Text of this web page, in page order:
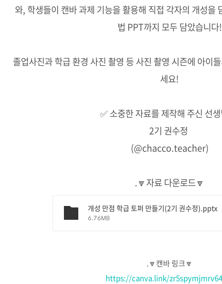
와, 학생들이 캔바 과제 기능을 활용해 직접 각자의 개성을
법 PPT까지 모두 담았습니다!
졸업사진과 학급 환경 사진 촬영 등 사진 촬영 시즌에 아이
세요!
✅ 소중한 자료를 제작해 주신 선
2기 권수정
(@chacco.teacher)
.🔽자료 다운로드🔽
개성 만점 학급 토퍼 만들기(2기 권수정).pptx
6.76MB
.🔽캔바 링크🔽
https://canva.link/